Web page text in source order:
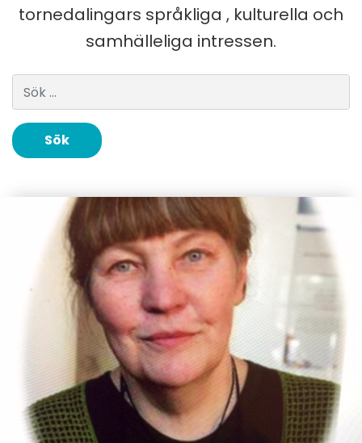
tornedalingars språkliga , kulturella och
samhälleliga intressen.
Sök efter: